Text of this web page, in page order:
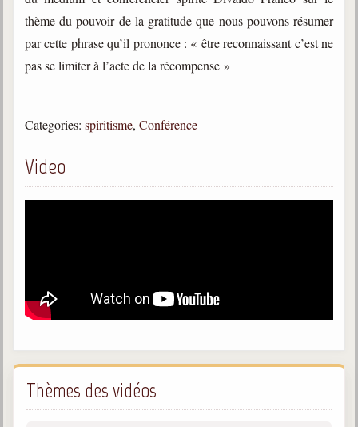
Sujets du mois
Citations
Enregistrements
Posez-nous des questions
Galerie
thème du pouvoir de la gratitude que nous pouvons résumer
par cette phrase qu’il prononce : « être reconnaissant c’est ne
pas se limiter à l’acte de la récompense »
Categories: spiritisme, Conférence
Video
Thèmes des vidéos